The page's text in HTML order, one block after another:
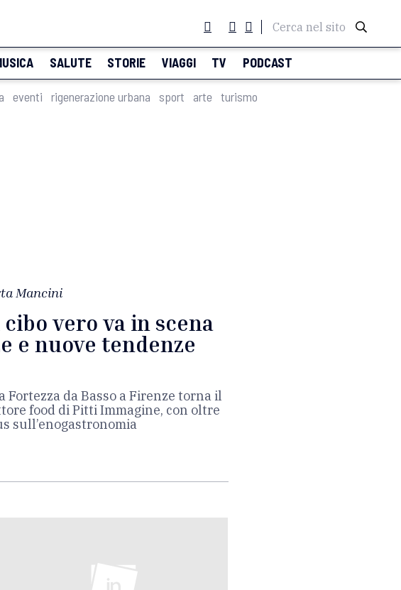
Cerca nel sito
SALUTE STORIE VIAGGI TV PODCAST
eventi rigenerazione urbana sport arte turismo
Mancini
cibo vero va in scena
e nuove tendenze
Fortezza da Basso a Firenze torna il
food di Pitti Immagine, con oltre
sull’enogastronomia